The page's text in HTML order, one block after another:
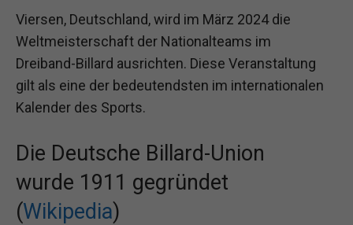
Viersen, Deutschland, wird im März 2024 die
Weltmeisterschaft der Nationalteams im
Dreiband-Billard ausrichten. Diese Veranstaltung
gilt als eine der bedeutendsten im internationalen
Kalender des Sports.
Die Deutsche Billard-Union
wurde 1911 gegründet
(Wikipedia)